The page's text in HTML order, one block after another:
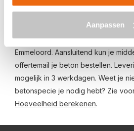
Aanpassen
m3, het type beton, de optionele
een betonpomp en je e-mailadres
enkele seconden een gerichte
Emmeloord. Aansluitend kun je
offertemail je beton bestellen.
mogelijk in 3 werkdagen. Weet je
betonspecie je nodig hebt? Zie
Hoeveelheid berekenen.